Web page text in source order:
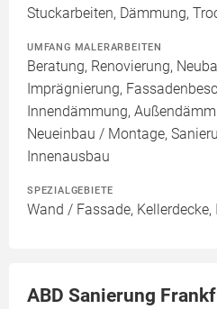
Stuckarbeiten, Dämmung,
UMFANG MALERARBEITEN
Beratung, Renovierung,
Imprägnierung,
Innendämmung,
Neueinbau / Montage,
Innenausbau
SPEZIALGEBIETE
Wand / Fassade,
ABD Sanierung